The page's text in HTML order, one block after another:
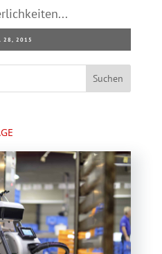
28, 2015